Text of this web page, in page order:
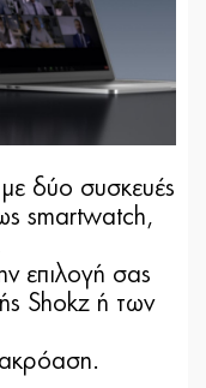
δύο συσκευές
smartwatch,
επιλογή σας
Shokz ή των
ακρόαση.